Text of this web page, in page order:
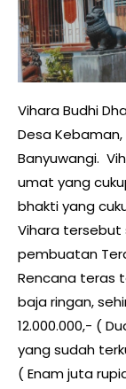
Vihara Budhi
Desa
Banyuwangi.
umat yang
bhakti yang
Vihara
pembuatan
Rencana teras
baja ringan,
12.000.000,- (
yang sudah
( Enam juta